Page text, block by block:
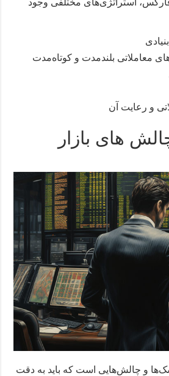
معاملاتی بلندمدت و کوتاه‌مدت
و رعایت آن
های بازار
و چالش‌هایی است که باید به دقت